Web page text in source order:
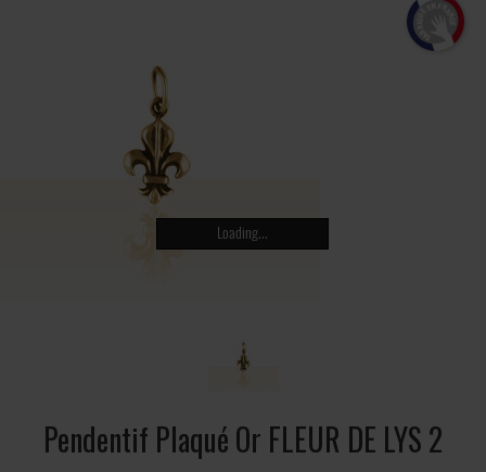
Loading...
Pendentif Plaqué Or FLEUR DE LYS 2